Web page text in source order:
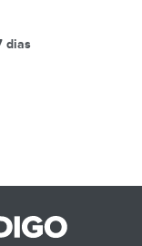
dias